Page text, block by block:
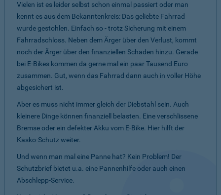
Vielen ist es leider selbst schon einmal passiert oder man
kennt es aus dem Bekanntenkreis: Das geliebte Fahrrad
wurde gestohlen. Einfach so - trotz Sicherung mit einem
Fahrradschloss. Neben dem Ärger über den Verlust, kommt
noch der Ärger über den finanziellen Schaden hinzu. Gerade
bei E-Bikes kommen da gerne mal ein paar Tausend Euro
zusammen. Gut, wenn das Fahrrad dann auch in voller Höhe
abgesichert ist.
Aber es muss nicht immer gleich der Diebstahl sein. Auch
kleinere Dinge können finanziell belasten. Eine verschlissene
Bremse oder ein defekter Akku vom E-Bike. Hier hilft der
Kasko-Schutz weiter.
Und wenn man mal eine Panne hat? Kein Problem! Der
Schutzbrief bietet u.a. eine Pannenhilfe oder auch einen
Abschlepp-Service.